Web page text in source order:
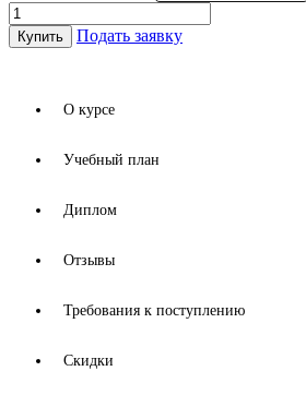
Организация
учебного
процесса
преподавания
начальной
ФГОС
quantity
Купить Подать заявку
О курсе
Учебный план
Диплом
Отзывы
Требования к поступлению
Скидки